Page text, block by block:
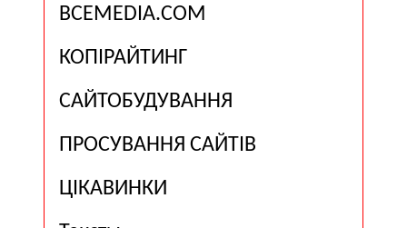
ВСЕМЕDІА.COM
КОПІРАЙТИНГ
САЙТОБУДУВАННЯ
ПРОСУВАННЯ САЙТІВ
ЦІКАВИНКИ